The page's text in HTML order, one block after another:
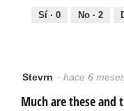
Sí · 0 No · 2
Stevrn · hace 6
Much are these